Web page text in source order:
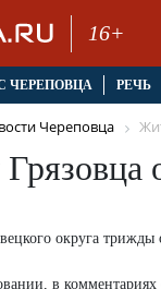
16+
ЧЕРЕПОВЦА РЕЧЬ
Череповца
округа
в